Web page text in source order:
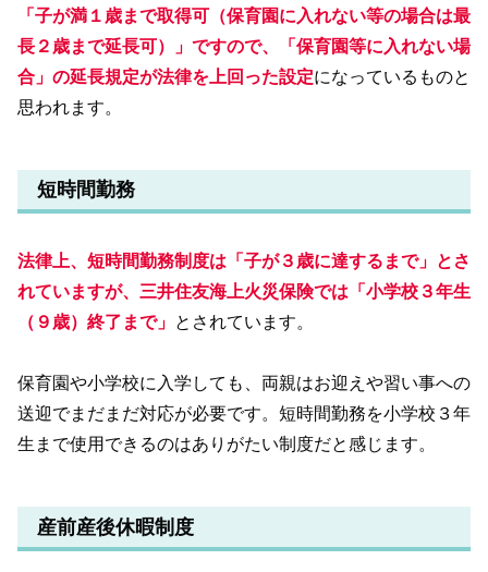
「子が満１歳まで取得可（保育園に入れない等の場合は最
長２歳まで延長可）」ですので、「保育園等に入れない場
合」の延長規定が法律を上回った設定になっているものと
思われます。
短時間勤務
法律上、短時間勤務制度は「子が３歳に達するまで」とさ
れていますが、三井住友海上火災保険では「小学校３年生
（９歳）終了まで」 とされています。
保育園や小学校に入学しても、両親はお迎えや習い事への
送迎でまだまだ対応が必要です。短時間勤務を小学校３年
生まで使用できるのはありがたい制度だと感じます。
産前産後休暇制度